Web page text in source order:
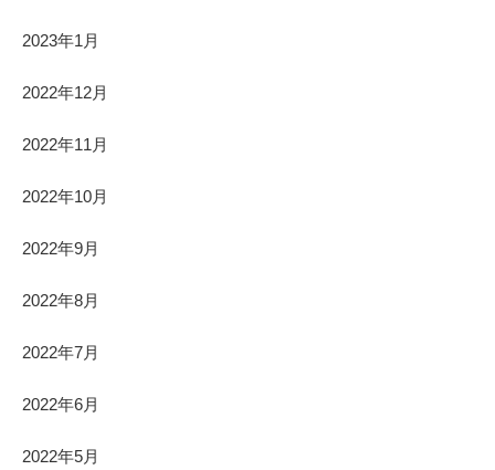
2023年1月
2022年12月
2022年11月
2022年10月
2022年9月
2022年8月
2022年7月
2022年6月
2022年5月